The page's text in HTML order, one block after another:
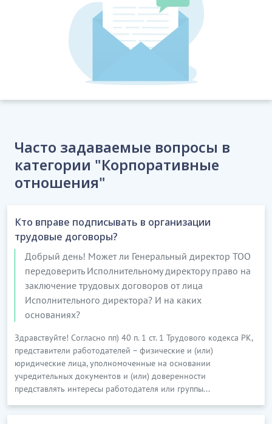
Часто задаваемые вопросы в
категории "Корпоративные
отношения"
Кто вправе подписывать в организации
трудовые договоры?
Добрый день! Может ли Генеральный директор ТОО
передоверить Исполнительному директору право на
заключение трудовых договоров от лица
Исполнительного директора? И на каких
основаниях?
Здравствуйте! Согласно пп) 40 п. 1 ст. 1 Трудового кодекса РК,
представители работодателей – физические и (или)
юридические лица, уполномоченные на основании
учредительных документов и (или) доверенности
представлять интересы работодателя или группы...